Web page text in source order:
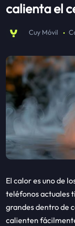
calienta el
Cuy Móvil
El calor es uno de
teléfonos actuales
grandes dentro de
calienten